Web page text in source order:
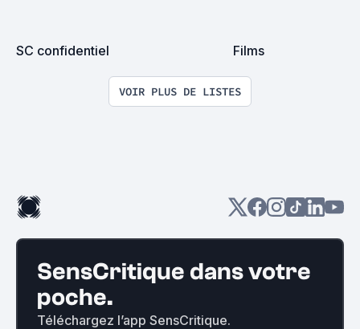
SC confidentiel Films
VOIR PLUS DE LISTES
SensCritique dans votre
poche.
Téléchargez l’app SensCritique.